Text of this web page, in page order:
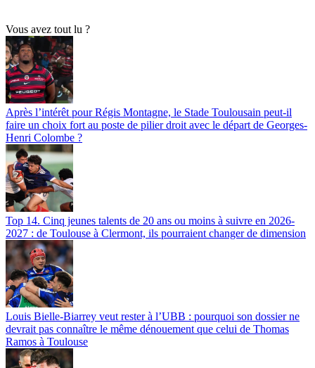
Vous avez tout lu ?
Après l’intérêt pour Régis Montagne, le Stade Toulousain peut-il
faire un choix fort au poste de pilier droit avec le départ de Georges-
Henri Colombe ?
Top 14. Cinq jeunes talents de 20 ans ou moins à suivre en 2026-
2027 : de Toulouse à Clermont, ils pourraient changer de dimension
Louis Bielle-Biarrey veut rester à l’UBB : pourquoi son dossier ne
devrait pas connaître le même dénouement que celui de Thomas
Ramos à Toulouse